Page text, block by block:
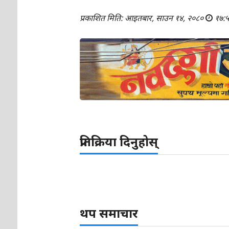
प्रकाशित मिति: आइतबार, साउन १४, २०८०
प्रतिक्रिया दिनुहोस्
थप समाचार